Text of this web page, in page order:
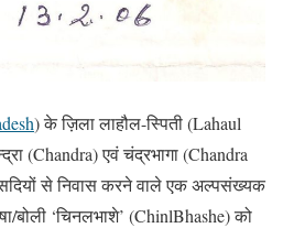
) के ज़िला लाहौल-स्पिती (Lahaul
(Chandra) एवं चंद्रभागा (Chandra
सदियों से निवास करने वाले एक अल्पसंख्यक
बोली ‘चिनलभाशे’ (ChinlBhashe) को